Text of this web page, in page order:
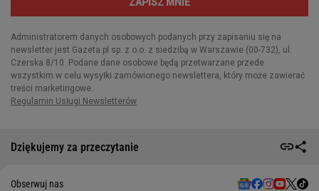
Dziękujemy za przeczytanie
Obserwuj nas